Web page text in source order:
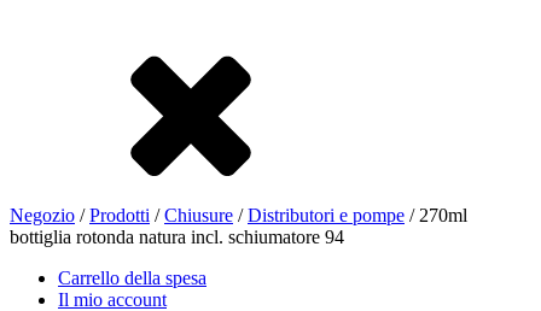
Borsa e Bag-in-Box
Negozio /Prodotti /Chiusure /Distributori e pompe / 270ml
bottiglia rotonda natura incl. schiumatore 94
Carrello della spesa
Il mio account